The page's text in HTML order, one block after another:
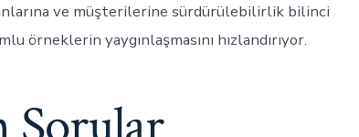
ve müşterilerine sürdürülebilirlik bilinci
örneklerin yaygınlaşmasını hızlandırıyor.